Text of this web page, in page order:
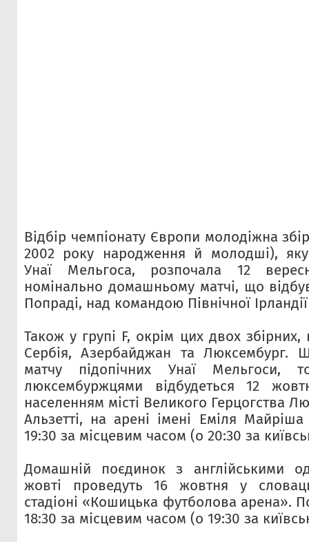
Відбір чемпіонату Європи молодіжна
2002 року народження й молодші),
Унаї Мельгоса, розпочала 12
номінально домашньому матчі, що
Попраді, над командою Північної
Також у групі F, окрім цих двох збірних,
Сербія, Азербайджан та Люксембург.
матчу підопічних Унаї Мельгоси,
люксембуржцями відбудеться 12
населенням місті Великого Герцогства
Альзетті, на арені імені Еміля
19:30 за місцевим часом (о 20:30 за
Домашній поєдинок з англійськими
жовті проведуть 16 жовтня у
стадіоні «Кошицька футболова арена».
18:30 за місцевим часом (о 19:30 за